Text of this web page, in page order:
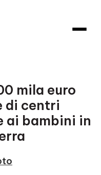
mila
mila euro
di centri
ai bambini in